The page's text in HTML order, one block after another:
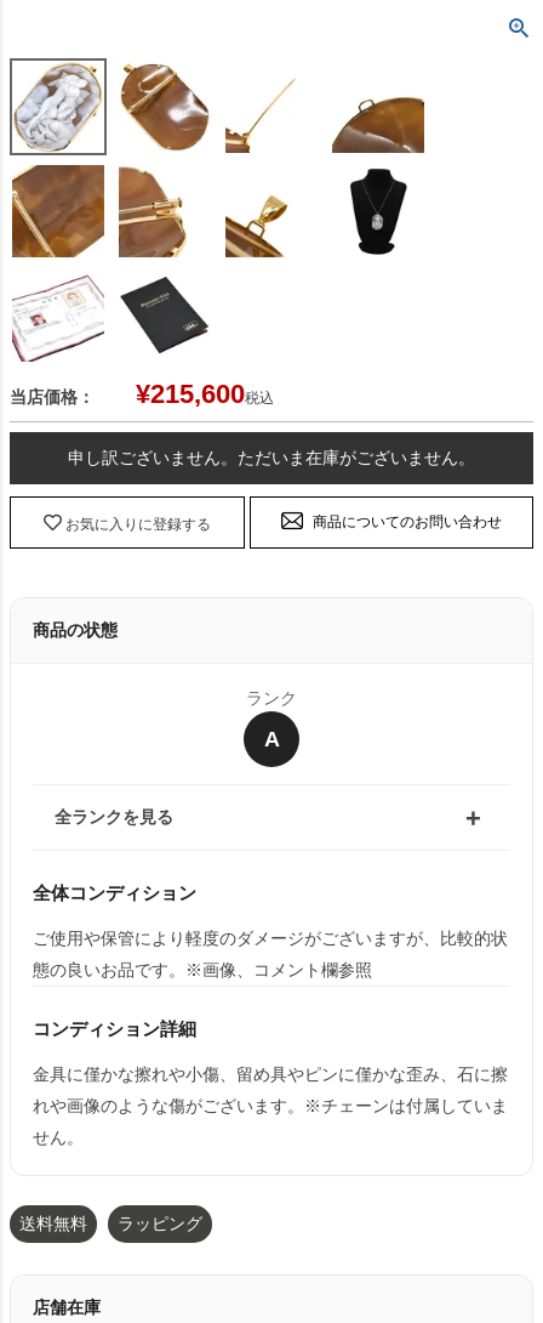
当店価格： ¥215,600税込
申し訳ございません。ただいま在庫がございません。
お気に入りに登録する 商品についてのお問い合わせ
商品の状態
ランク
A
全ランクを見る
全体コンディション
ご使用や保管により軽度のダメージがございますが、比較的状
態の良いお品です。※画像、コメント欄参照
コンディション詳細
金具に僅かな擦れや小傷、留め具やピンに僅かな歪み、石に擦
れや画像のような傷がございます。※チェーンは付属していま
せん。
送料無料 ラッピング
店舗在庫